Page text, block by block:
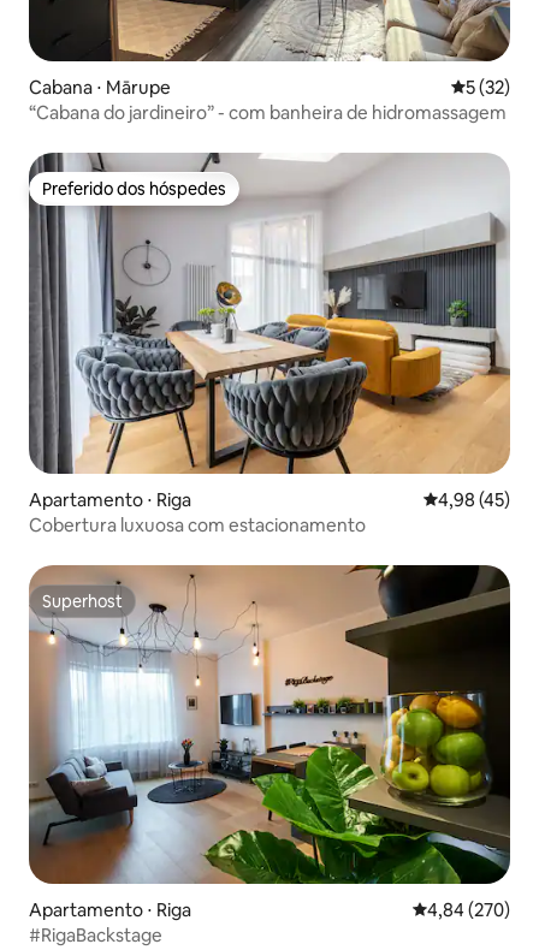
Cabana ⋅ Mārupe 5 de uma
5 (32)
“Cabana do jardineiro” - com banheira de hidromassagem
Preferido dos hóspedes
Preferido dos hóspedes
Apartamento ⋅ Riga 4,98 de uma
4,98 (45)
Cobertura luxuosa com estacionamento
Superhost
Superhost
Apartamento ⋅ Riga 4,84 de uma
4,84 (270)
#RigaBackstage